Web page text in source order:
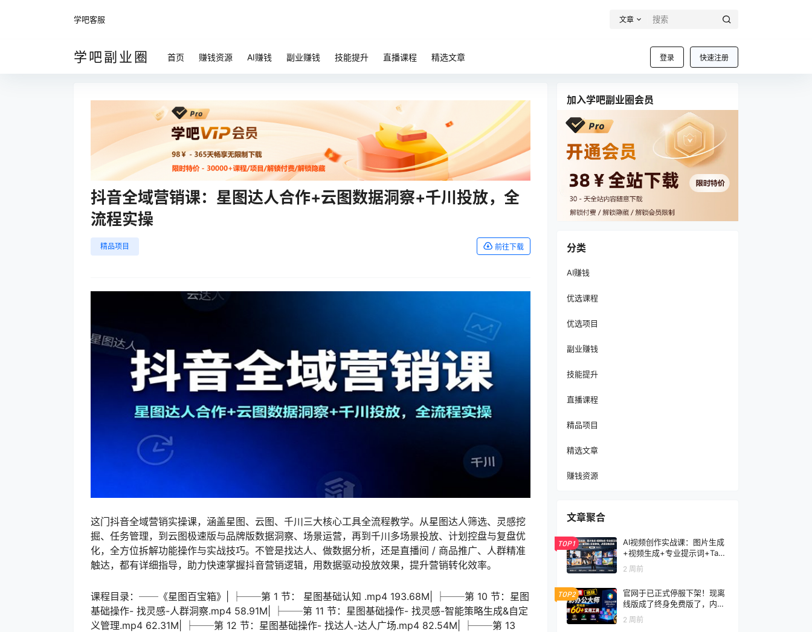
学吧客服 文章
学吧副业圈 登录 快速注册
首页 赚钱资源 AI赚钱 副业赚钱 技能提升 直播课程 精选文章
抖音全域营销课：星图达人合作+云图数据洞察+千川投放，全
流程实操
精品项目 前往下载
这门抖音全域营销实操课，涵盖星图、云图、千川三大核心工具全流程教学。从星图达人筛选、灵感挖
掘、任务管理，到云图极速版与品牌版数据洞察、场景运营，再到千川多场景投放、计划控盘与复盘优
化，全方位拆解功能操作与实战技巧。不管是找达人、做数据分析，还是直播间 / 商品推广、人群精准
触达，都有详细指导，助力快速掌握抖音营销逻辑，用数据驱动投放效果，提升营销转化效率。
课程目录：──《星图百宝箱》| ├──第 1 节： 星图基础认知 .mp4 193.68M| ├──第 10 节：星图
基础操作- 找灵感-人群洞察.mp4 58.91M| ├──第 11 节：星图基础操作- 找灵感-智能策略生成&自定
义管理.mp4 62.31M| ├──第 12 节：星图基础操作- 找达人-达人广场.mp4 82.54M| ├──第 13
加入学吧副业圈会员
分类
AI赚钱
优选课程
优选项目
副业赚钱
技能提升
直播课程
精品项目
精选文章
赚钱资源
文章聚合
TOP1
AI视频创作实战课：图片生成
+视频生成+专业提示词+TapN
ow×首尾帧+全能参考，从零
到电影感成片
2 周前
TOP2
官网于已正式停服下架！现离
线版成了终身免费版了，内置
60+实用工具 万彩办公大师离
线版 OfficeBox
2 周前